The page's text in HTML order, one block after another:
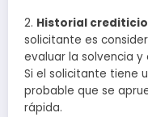
2. Historial
solicitante es
evaluar la solvencia
Si el solicitante tiene
probable que se
rápida.